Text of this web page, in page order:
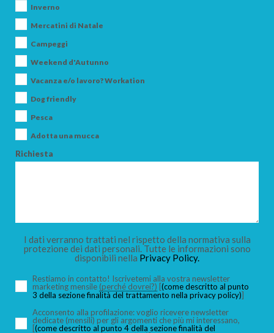
Inverno
Mercatini di Natale
Campeggi
Weekend d'Autunno
Vacanza e/o lavoro? Workation
Dog friendly
Pesca
Adotta una mucca
Richiesta
I dati verranno trattati nel rispetto della normativa sulla
protezione dei dati personali. Tutte le informazioni sono
disponibili nella Privacy Policy.
Restiamo in contatto! Iscrivetemi alla vostra newsletter
marketing mensile (perché dovrei?) [(come descritto al punto
3 della sezione finalità del trattamento nella privacy policy)]
Acconsento alla profilazione: voglio ricevere newsletter
dedicate (mensili) per gli argomenti che più mi interessano,
[(come descritto al punto 4 della sezione finalità del